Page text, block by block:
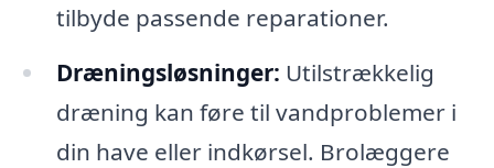
tilbyde passende reparationer.
Dræningsløsninger: Utilstrækkelig
dræning kan føre til vandproblemer i
din have eller indkørsel. Brolæggere